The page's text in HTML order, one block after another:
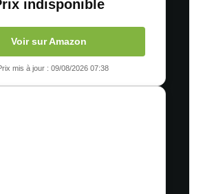
indisponible
Voir sur Amazon
mis à jour : 09/08/2026 07:38